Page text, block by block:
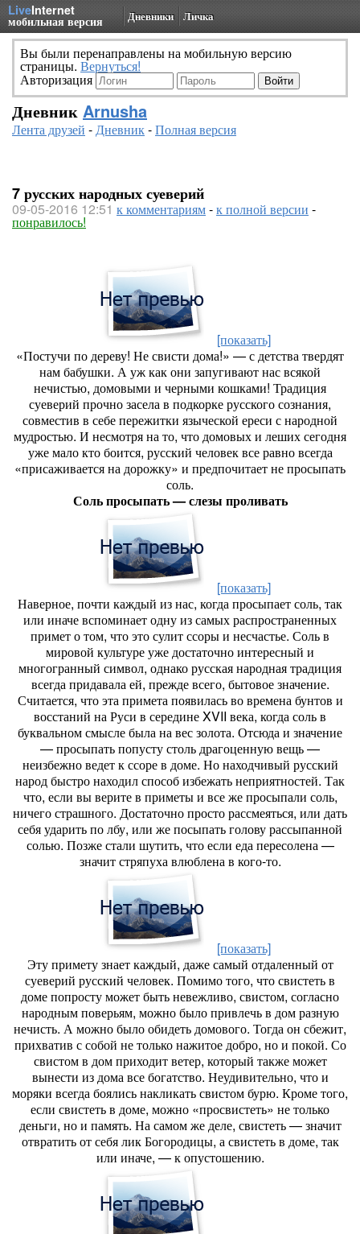
LiveInternet
мобильная версия Дневники Личка
Вы были перенаправлены на мобильную версию
страницы. Вернуться!
Авторизация
Дневник Arnusha
Лента друзей -Дневник-Полная версия
7 русских народных суеверий
09-05-2016 12:51 к комментариям-к полной версии -
понравилось!
[показать]
«Постучи по дереву! Не свисти дома!» — с детства твердят
нам бабушки. А уж как они запугивают нас всякой
нечистью, домовыми и черными кошками! Традиция
суеверий прочно засела в подкорке русского сознания,
совместив в себе пережитки языческой ереси с народной
мудростью. И несмотря на то, что домовых и леших сегодня
уже мало кто боится, русский человек все равно всегда
«присаживается на дорожку» и предпочитает не просыпать
соль.
Соль просыпать — слезы проливать
[показать]
Наверное, почти каждый из нас, когда просыпает соль, так
или иначе вспоминает одну из самых распространенных
примет о том, что это сулит ссоры и несчастье. Соль в
мировой культуре уже достаточно интересный и
многогранный символ, однако русская народная традиция
всегда придавала ей, прежде всего, бытовое значение.
Считается, что эта примета появилась во времена бунтов и
восстаний на Руси в середине XVII века, когда соль в
буквальном смысле была на вес золота. Отсюда и значение
— просыпать попусту столь драгоценную вещь —
неизбежно ведет к ссоре в доме. Но находчивый русский
народ быстро находил способ избежать неприятностей. Так
что, если вы верите в приметы и все же просыпали соль,
ничего страшного. Достаточно просто рассмеяться, или дать
себя ударить по лбу, или же посыпать голову рассыпанной
солью. Позже стали шутить, что если еда пересолена —
значит стряпуха влюблена в кого-то.
[показать]
Эту примету знает каждый, даже самый отдаленный от
суеверий русский человек. Помимо того, что свистеть в
доме попросту может быть невежливо, свистом, согласно
народным поверьям, можно было привлечь в дом разную
нечисть. А можно было обидеть домового. Тогда он сбежит,
прихватив с собой не только нажитое добро, но и покой. Со
свистом в дом приходит ветер, который также может
вынести из дома все богатство. Неудивительно, что и
моряки всегда боялись накликать свистом бурю. Кроме того,
если свистеть в доме, можно «просвистеть» не только
деньги, но и память. На самом же деле, свистеть — значит
отвратить от себя лик Богородицы, а свистеть в доме, так
или иначе, — к опустошению.